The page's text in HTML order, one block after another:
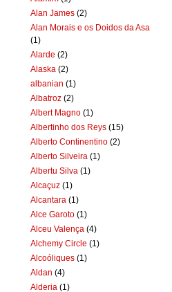
Alan James (2)
Alan Morais e os Doidos da Asa
(1)
Alarde (2)
Alaska (2)
albanian (1)
Albatroz (2)
Albert Magno (1)
Albertinho dos Reys (15)
Alberto Continentino (2)
Alberto Silveira (1)
Albertu Silva (1)
Alcaçuz (1)
Alcantara (1)
Alce Garoto (1)
Alceu Valença (4)
Alchemy Circle (1)
Alcoóliques (1)
Aldan (4)
Alderia (1)